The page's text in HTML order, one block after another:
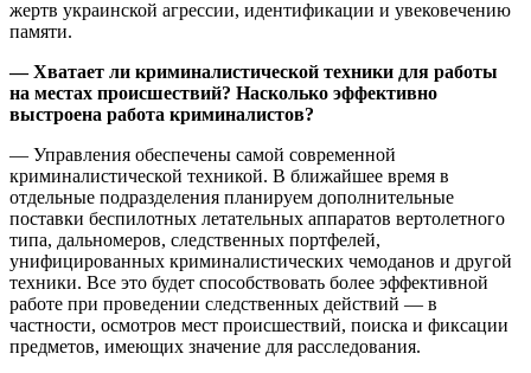
жертв украинской агрессии, идентификации и увековечению
памяти.
— Хватает ли криминалистической техники для работы
на местах происшествий? Насколько эффективно
выстроена работа криминалистов?
— Управления обеспечены самой современной
криминалистической техникой. В ближайшее время в
отдельные подразделения планируем дополнительные
поставки беспилотных летательных аппаратов вертолетного
типа, дальномеров, следственных портфелей,
унифицированных криминалистических чемоданов и другой
техники. Все это будет способствовать более эффективной
работе при проведении следственных действий — в
частности, осмотров мест происшествий, поиска и фиксации
предметов, имеющих значение для расследования.